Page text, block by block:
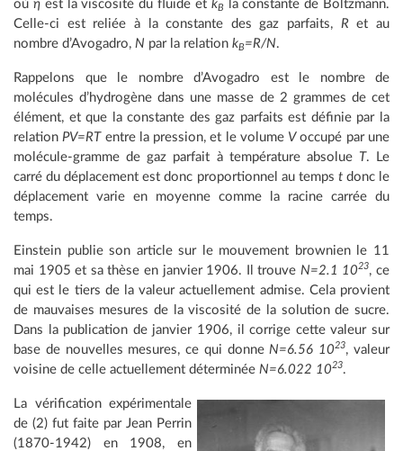
où ηest la viscosité du fluide et kB
la constante de Boltzmann.
Celle-ci est reliée à la constante des gaz parfaits, Ret au
nombre d’Avogadro, N par la relation kB=R/N.
Rappelons que le nombre d’Avogadro est le nombre de
molécules d’hydrogène dans une masse de 2 grammes de cet
élément, et que la constante des gaz parfaits est définie par la
relation PV=RTentre la pression, et le volume Voccupé par une
molécule-gramme de gaz parfait à température absolue T. Le
carré du déplacement est donc proportionnel au temps tdonc le
déplacement varie en moyenne comme la racine carrée du
temps.
Einstein publie son article sur le mouvement brownien le 11
mai 1905 et sa thèse en janvier 1906. Il trouve N=2.1 1023, ce
qui est le tiers de la valeur actuellement admise. Cela provient
de mauvaises mesures de la viscosité de la solution de sucre.
Dans la publication de janvier 1906, il corrige cette valeur sur
base de nouvelles mesures, ce qui donne N=6.56 1023, valeur
voisine de celle actuellement déterminée N=6.022 1023.
La vérification expérimentale
de (2) fut faite par Jean Perrin
(1870-1942) en 1908, en